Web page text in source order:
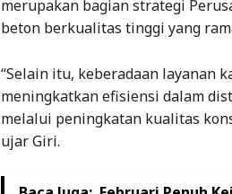
merupakan bagian strategi
beton berkualitas tinggi yang
“Selain itu, keberadaan layanan
meningkatkan efisiensi dalam
melalui peningkatan kualitas
ujar Giri.